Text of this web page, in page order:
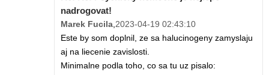
nadrogovat!
Marek Fucila 2023-04-19 02:43:10
Este by som doplnil, ze sa halucinogeny zamyslaju
aj na liecenie zavislosti.
Minimalne podla toho, co sa tu uz pisalo: